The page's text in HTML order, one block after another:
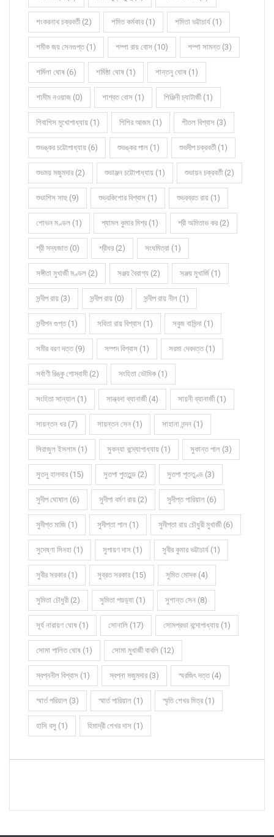
শংকরনাথ চক্রবর্তী (2) শমিত কর্মকার (1) শমিতা ভট্টাচার্য (1)
শমীক জয় সেনগুপ্ত (1) শম্পা রায় বোস (10) শম্পা সামন্ত (3)
শর্মিলা ঘোষ (6) শর্মিষ্ঠা ঘোষ (1) শান্তনু ঘোষ (1)
শামীম নওয়াজ (0) শাশ্বত বোস (1) শিঞ্জিনী চ্যাটার্জী (1)
শিবাশিস মুখোপাধ্যায় (1) শিশির আজম (1) শীতল বিশ্বাস (3)
শুভঙ্কর চট্টোপাধ্যায় (6) শুভঙ্কর পাল (1) শুভদীপ চক্রবর্তী (1)
শুভময় মজুমদার (2) শুভাঞ্জন চট্টোপাধ্যায় (1) শুভায়ন চক্রবর্তী (2)
শুভাশিস সাহু (9) শুভ্রকিশোর বিশ্বাস (1) শুভ্রব্রত রায় (1)
শোভন মণ্ডল (1) শ্যামল কুমার মিশ্র (1) শ্রী অমিতাভ কর (2)
শ্রী সদ্যজাত (0) শ্রীধর (2) সংঘমিত্রা (1)
সঙ্গীতা মুখার্জী মণ্ডল (2) সঞ্জয় বৈরাগ্য (2) সঞ্জয় মুখার্জি (1)
সন্দীপ রায় (3) সন্দীপ রায় (0) সন্দীপ রায় নীল (1)
সন্দীপন গুপ্ত (1) সবিতা রায় বিশ্বাস (1) সবুজ বাসিন্দা (1)
সমীর বরণ দত্ত (9) সম্পদ বিশ্বাস (1) সরমা দেবদত্ত (1)
সর্বাণী রিঙ্কু গোস্বামী (2) সংহিতা ভৌমিক (1)
সংহিতা সান্যাল (1) সান্ত্বনা ব্যানার্জী (4) সায়নী ব্যানার্জী (1)
সায়ন্তন ধর (7) সায়ন্তন সেন (1) সাহানা নন্দন (1)
সিরাজুল ইসলাম (1) সুকন্যা বন্দ্যোপাধ্যায় (1) সুকান্ত পাল (3)
সুতনু হালদার (15) সুতপা পুততুন্ড (2) সুতপা পূততুণ্ড (3)
সুদীপ ঘোষাল (6) সুদীপা বর্মণ রায় (2) সুদীপ্ত পারিয়াল (6)
সুদীপ্ত মাজি (1) সুদীপ্তা পাল (1) সুদীপ্তা রায় চৌধুরী মুখার্জী (6)
সুদেষ্ণা সিনহা (1) সুপায়ণ দাস (1) সুবীর কুমার ভট্টাচার্য (1)
সুবীর সরকার (1) সুব্রত সরকার (15) সুমিত মোদক (4)
সুমিতা চৌধুরী (2) সুমিতা পয়ড়্যা (1) সুশান্ত সেন (8)
সূর্য নারায়ণ ঘোষ (1) সোনালি (17) সোমপ্রভা বন্দোপাধ্যায় (1)
সোমা পালিত ঘোষ (1) সোমা মুখার্জী বাবলি (12)
স্বপ্ননীল বিশ্বাস (1) স্বপ্না মজুমদার (3) স্মরজিৎ দত্ত (4)
স্মার্ত পরিয়াল (3) স্মার্ত পারিয়াল (1) স্মৃতি শেখর মিত্র (1)
হাসি বসু (1) হিমাদ্রী শেখর দাস (1)